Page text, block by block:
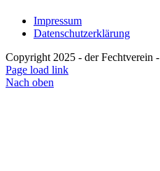
Impressum
Datenschutzerklärung
Copyright 2025 - der Fechtverein -
Page load link
Nach oben